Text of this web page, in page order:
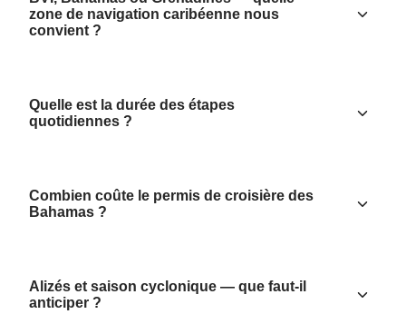
zone de navigation caribéenne nous
convient ?
Quelle est la durée des étapes
quotidiennes ?
Combien coûte le permis de croisière des
Bahamas ?
Alizés et saison cyclonique — que faut-il
anticiper ?